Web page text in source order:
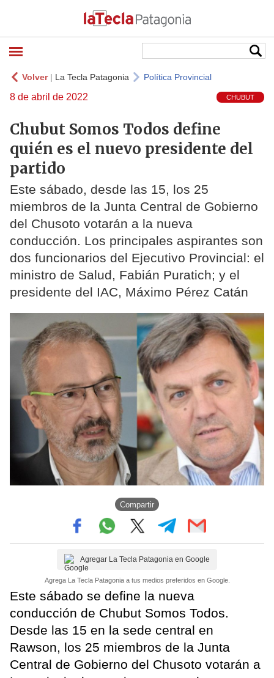
Volver| La Tecla Patagonia Política Provincial
8 de abril de 2022 CHUBUT
Chubut Somos Todos define
quién es el nuevo presidente del
partido
Este sábado, desde las 15, los 25
miembros de la Junta Central de Gobierno
del Chusoto votarán a la nueva
conducción. Los principales aspirantes son
dos funcionarios del Ejecutivo Provincial: el
ministro de Salud, Fabián Puratich; y el
presidente del IAC, Máximo Pérez Catán
Compartir
Agregar La Tecla Patagonia en Google
Agrega La Tecla Patagonia a tus medios preferidos en Google.
Este sábado se define la nueva
conducción de Chubut Somos Todos.
Desde las 15 en la sede central en
Rawson, los 25 miembros de la Junta
Central de Gobierno del Chusoto votarán a